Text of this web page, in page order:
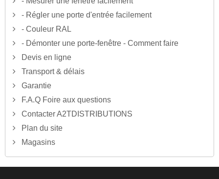
- Régler une porte d'entrée facilement
- Couleur RAL
- Démonter une porte-fenêtre - Comment faire
Devis en ligne
Transport & délais
Garantie
F.A.Q Foire aux questions
Contacter A2TDISTRIBUTIONS
Plan du site
Magasins